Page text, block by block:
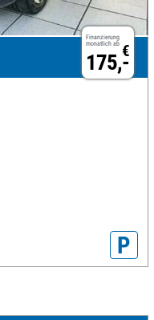
Finanzierung
monatlich ab €
175,-
P